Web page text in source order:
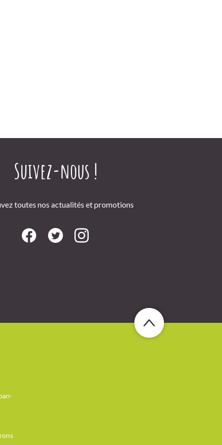
Suivez-nous !
toutes nos actualités et promotions